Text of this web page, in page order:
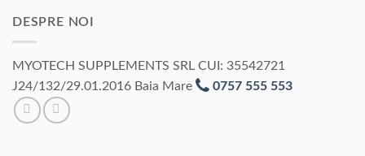
DESPRE NOI
MYOTECH SUPPLEMENTS SRL CUI: 35542721
J24/132/29.01.2016 Baia Mare
0757 555 553